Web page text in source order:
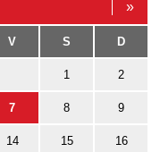
»
V S D
1 2
7 8 9
14 15 16